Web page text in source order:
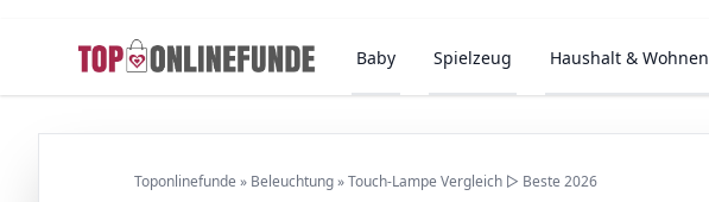
Baby Spielzeug Haushalt & Wohnen
Toponlinefunde » Beleuchtung»Touch-Lampe Vergleich ▷ Beste 2026